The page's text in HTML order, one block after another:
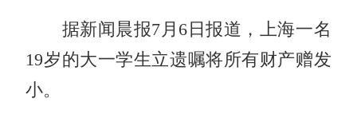
据新闻晨报7月6日报道，上海一名
19岁的大一学生立遗嘱将所有财产赠发
小。